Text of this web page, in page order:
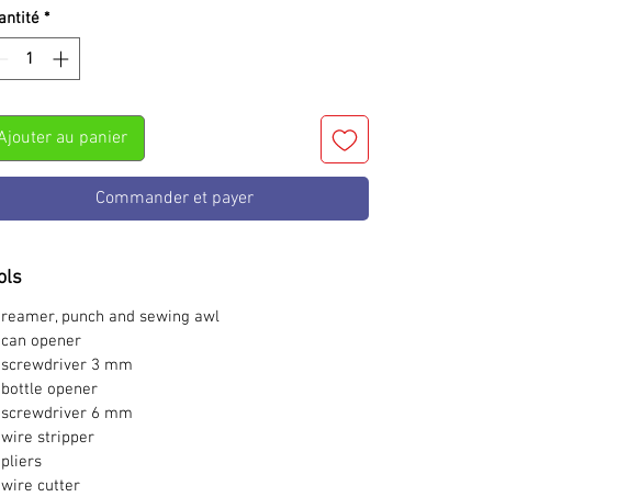
*
au panier
Commander et payer
reamer, punch and sewing awl
can opener
screwdriver 3 mm
bottle opener
screwdriver 6 mm
wire stripper
pliers
wire cutter